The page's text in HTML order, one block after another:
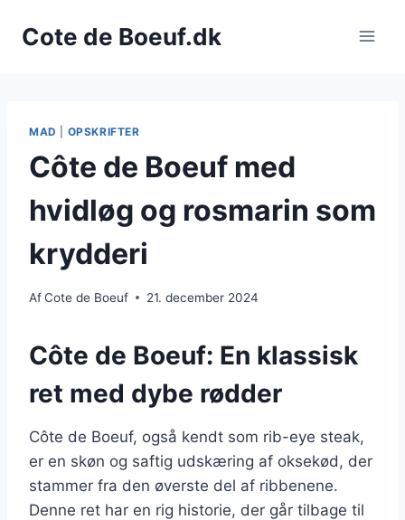
Cote de Boeuf.dk
MAD OPSKRIFTER
Côte de Boeuf med
hvidløg og rosmarin som
krydderi
AfCote de Boeuf 21. december 2024
Côte de Boeuf: En klassisk
ret med dybe rødder
Côte de Boeuf, også kendt som rib-eye steak,
er en skøn og saftig udskæring af oksekød, der
stammer fra den øverste del af ribbenene.
Denne ret har en rig historie, der går tilbage til